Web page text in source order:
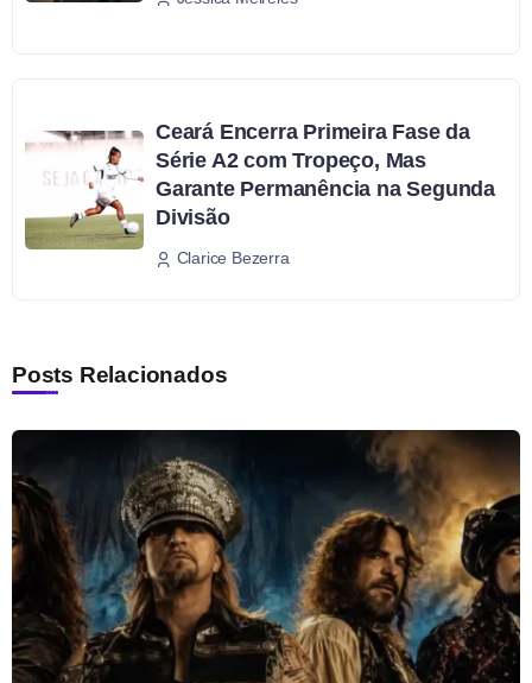
Ceará Encerra Primeira Fase da
Série A2 com Tropeço, Mas
Garante Permanência na Segunda
Divisão
Clarice Bezerra
Posts Relacionados